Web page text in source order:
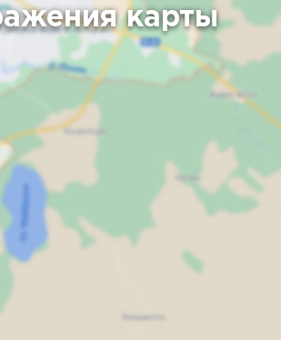
карты